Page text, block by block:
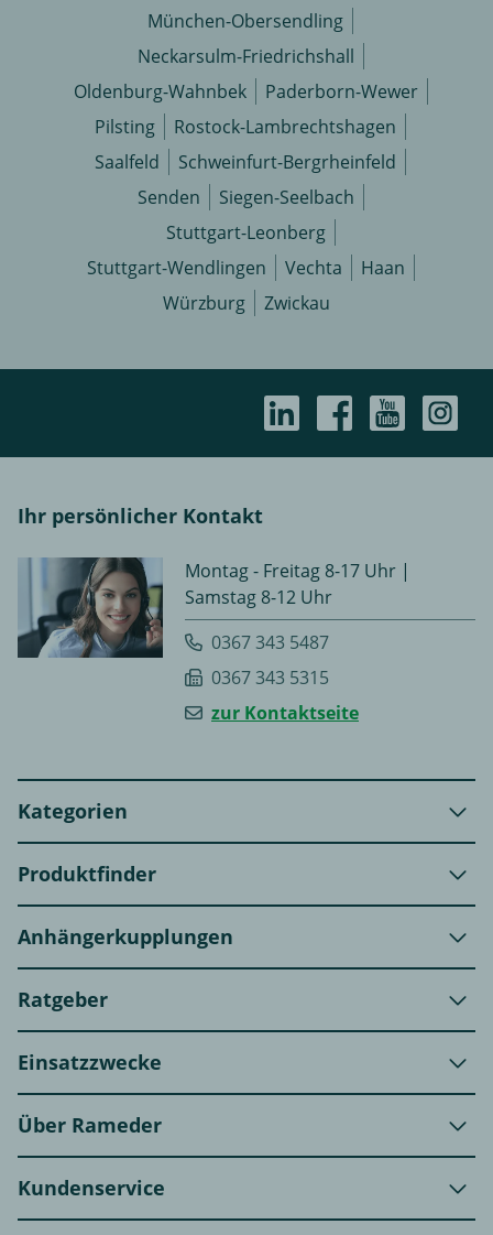
München-Obersendling
Neckarsulm-Friedrichshall
Oldenburg-Wahnbek
Paderborn-Wewer
Pilsting
Rostock-Lambrechtshagen
Saalfeld
Schweinfurt-Bergrheinfeld
Senden
Siegen-Seelbach
Stuttgart-Leonberg
Stuttgart-Wendlingen
Vechta
Haan
Würzburg
Zwickau
Ihr persönlicher Kontakt
Montag - Freitag 8-17 Uhr |
Samstag 8-12 Uhr
0367 343 5487
0367 343 5315
zur Kontaktseite
Kategorien
Produktfinder
Anhängerkupplungen
Ratgeber
Einsatzzwecke
Über Rameder
Kundenservice